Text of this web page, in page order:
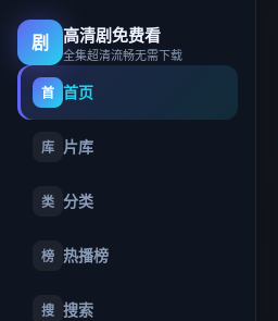
剧 高清剧免费看
全集超清流畅无需下载
首 首页
库 片库
类 分类
榜 热播榜
搜 搜索